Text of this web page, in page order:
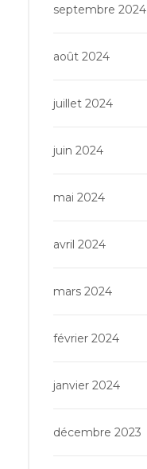
septembre 2024
août 2024
juillet 2024
juin 2024
mai 2024
avril 2024
mars 2024
février 2024
janvier 2024
décembre 2023